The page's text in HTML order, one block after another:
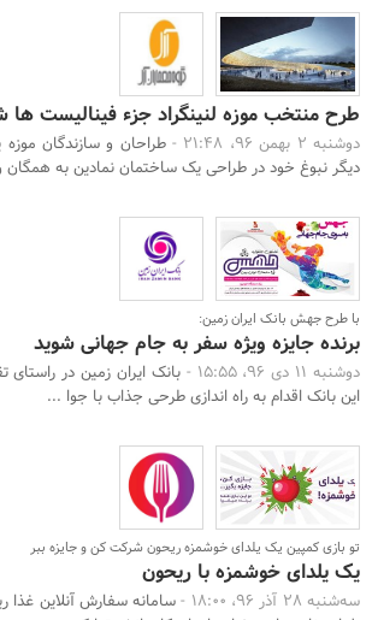
طرح منتخب موزه لنینگراد جزء فینالیست ها
دوشنبه 2 بهمن 96، 21:48 -
طراحان و سازندگان موزه
دیگر نبوغ خود در طراحی یک ساختمان نمادین به
با طرح جهش بانک ایران زمین:
برنده جایزه ویژه سفر به جام جهانی شوید
دوشنبه 11 دی 96، 15:55 -
بانک ایران زمین در راستای
این بانک اقدام به راه اندازی طرحی جذاب با جوا ...
تو بازی کمپین یک یلدای خوشمزه ریحون شرکت کن و جایزه ببر
یک یلدای خوشمزه با ریحون
سه‌شنبه 28 آذر 96، 18:00 -
سامانه سفارش آنلاین